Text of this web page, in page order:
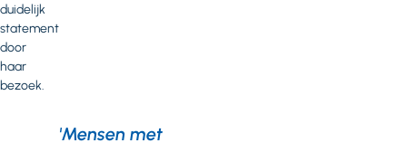
duidelijk
statement
door
haar
bezoek.
'Mensen met